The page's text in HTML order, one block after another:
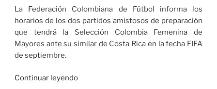
La Federación Colombiana de Fútbol informa los
horarios de los dos partidos amistosos de preparación
que tendrá la Selección Colombia Femenina de
Mayores ante su similar de Costa Rica en la fecha FIFA
de septiembre.
Continuar leyendo«Horarios